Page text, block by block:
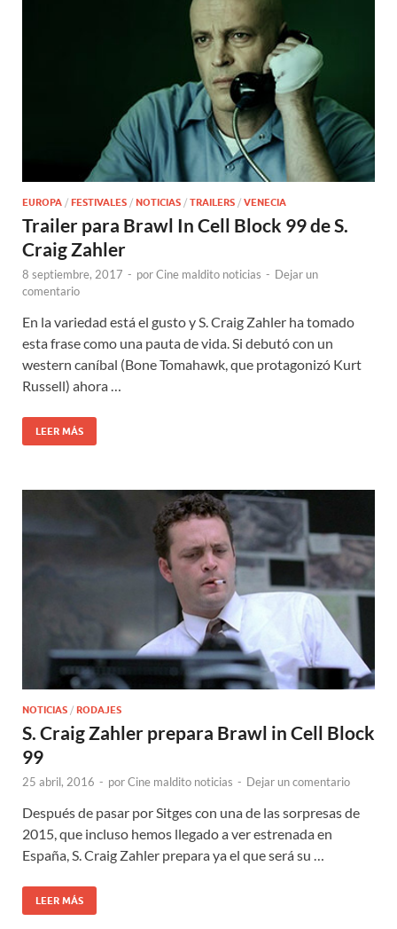
EUROPA / FESTIVALES / NOTICIAS / TRAILERS / VENECIA
Trailer para Brawl In Cell Block 99 de S.
Craig Zahler
8 septiembre, 2017 - porCine maldito noticias - Dejar un
comentario
En la variedad está el gusto y S. Craig Zahler ha tomado
esta frase como una pauta de vida. Si debutó con un
western caníbal (Bone Tomahawk, que protagonizó Kurt
Russell) ahora …
LEER MÁS
NOTICIAS / RODAJES
S. Craig Zahler prepara Brawl in Cell Block
99
25 abril, 2016 - porCine maldito noticias - Dejar un comentario
Después de pasar por Sitges con una de las sorpresas de
2015, que incluso hemos llegado a ver estrenada en
España, S. Craig Zahler prepara ya el que será su …
LEER MÁS